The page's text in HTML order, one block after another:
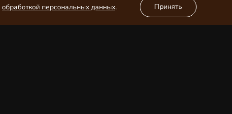
обработкой персональных данных. Принять